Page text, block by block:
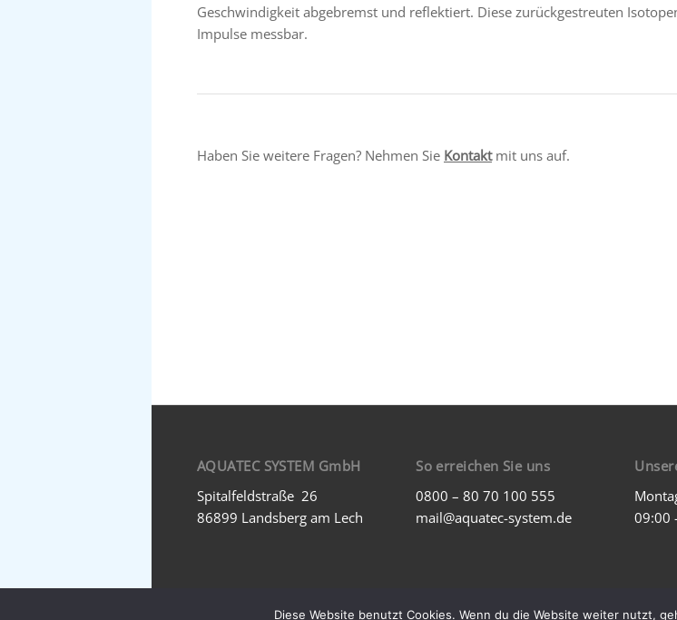
Geschwindigkeit abgebremst und reflektiert. Diese zurückgestreuten
Impulse messbar.
Haben Sie weitere Fragen? Nehmen Sie Kontaktmit uns auf.
AQUATEC SYSTEM GmbH
Spitalfeldstraße 26
86899 Landsberg am Lech
So erreichen Sie uns
0800 – 80 70 100 555
mail@aquatec-system.de
09:00
Diese Website benutzt Cookies. Wenn du die Website weiter nutzt,